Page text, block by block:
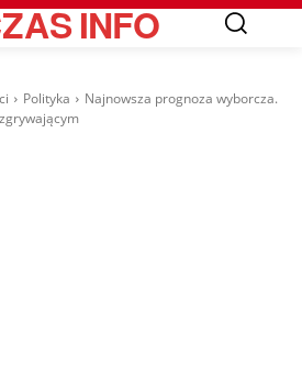
INFO
Polityka
Najnowsza prognoza wyborcza.